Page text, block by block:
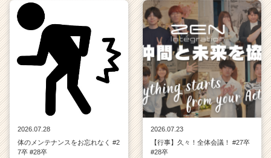
2026.07.28
体のメンテナンスをお忘れなく #2
7卒 #28卒
2026.07.23
【行事】久々！全体会議！ #27卒
#28卒